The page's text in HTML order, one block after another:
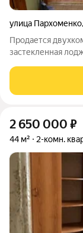
улица Пархоменко,
Продается
застекленная
для Вас). Санузел
машина.
2 650 000 ₽
44 м² 2-комн.